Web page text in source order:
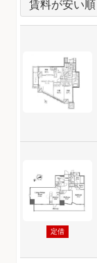
定借